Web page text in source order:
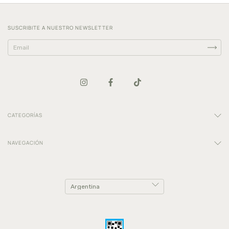
SUSCRIBITE A NUESTRO NEWSLETTER
CATEGORÍAS
NAVEGACIÓN